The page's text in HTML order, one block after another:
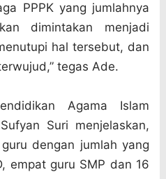
PPPK yang jumlahnya
dimintakan menjadi
hal tersebut, dan
tegas Ade.
Agama Islam
Suri menjelaskan,
dengan jumlah yang
empat guru SMP dan 16